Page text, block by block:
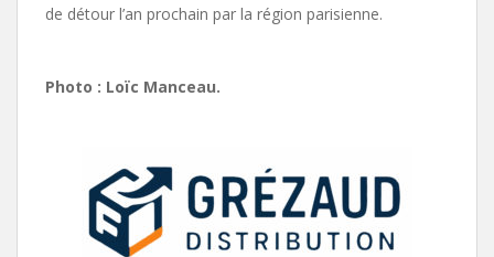
de détour l’an prochain par la région parisienne.
Photo : Loïc Manceau.